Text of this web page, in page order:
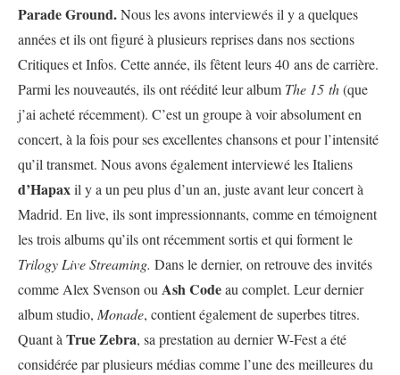
Parade Ground.Nous les avons interviewés il y a quelques
années et ils ont figuré à plusieurs reprises dans nos sections
Critiques et Infos. Cette année, ils fêtent leurs 40 ans de carrière.
Parmi les nouveautés, ils ont réédité leur album The 15 th(que
j’ai acheté récemment). C’est un groupe à voir absolument en
concert, à la fois pour ses excellentes chansons et pour l’intensité
qu’il transmet. Nous avons également interviewé les Italiens
d’Hapaxil y a un peu plus d’un an, juste avant leur concert à
Madrid. En live, ils sont impressionnants, comme en témoignent
les trois albums qu’ils ont récemment sortis et qui forment le
Trilogy Live Streaming. Dans le dernier, on retrouve des invités
comme Alex Svenson ouAsh Codeau complet. Leur dernier
album studio, Monade, contient également de superbes titres.
Quant àTrue Zebra, sa prestation au dernier W-Fest a été
considérée par plusieurs médias comme l’une des meilleures du